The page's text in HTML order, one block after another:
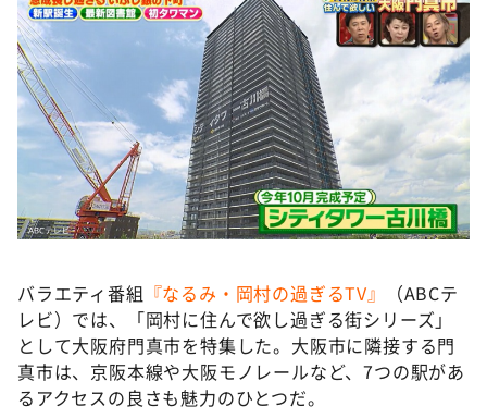
バラエティ番組 『なるみ・岡村の過ぎるTV』
（ABCテ
レビ）では、「岡村に住んで欲し過ぎる街シリーズ」
として大阪府門真市を特集した。大阪市に隣接する門
真市は、京阪本線や大阪モノレールなど、7つの駅があ
るアクセスの良さも魅力のひとつだ。